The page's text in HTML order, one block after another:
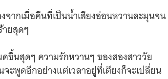
จากเมื่อคืนที่เป็นน้ำเสียงอ่อนหวานละมุนจน
ยสุดๆ
ขึ้นสุดๆ ความรักหวานๆ ของสองสาววัย
ะพูดอีกอย่างแต่เวลาอยู่ที่เตียงก็จะเปลี่ยน